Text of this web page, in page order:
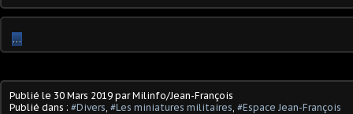
…
Publié le 30 Mars 2019 par Milinfo/Jean-François
Publié dans : #Divers, #Les miniatures militaires, #Espace Jean-François